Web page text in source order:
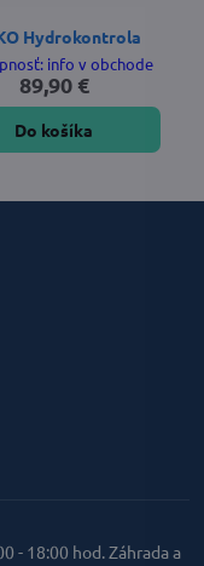
Hydrokontrola
info v obchode
89,90 €
Do košíka
- 18:00 hod. Záhrada a